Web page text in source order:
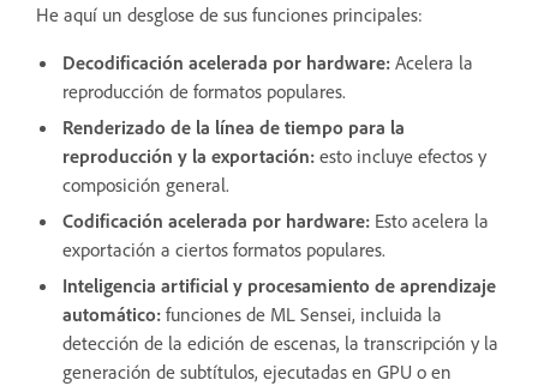
He aquí un desglose de sus funciones principales:
Decodificación acelerada por hardware: Acelera la
reproducción de formatos populares.
Renderizado de la línea de tiempo para la
reproducción y la exportación: esto incluye efectos y
composición general.
Codificación acelerada por hardware: Esto acelera la
exportación a ciertos formatos populares.
Inteligencia artificial y procesamiento de aprendizaje
automático: funciones de ML Sensei, incluida la
detección de la edición de escenas, la transcripción y la
generación de subtítulos, ejecutadas en GPU o en